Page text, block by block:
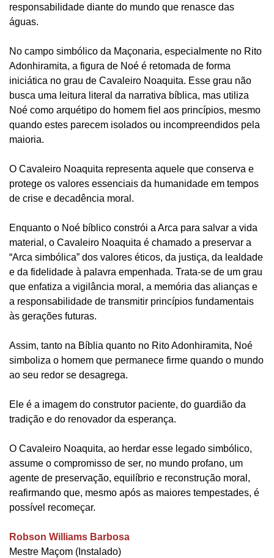
responsabilidade diante do mundo que renasce das
águas.
No campo simbólico da Maçonaria, especialmente no Rito
Adonhiramita, a figura de Noé é retomada de forma
iniciática no grau de Cavaleiro Noaquita. Esse grau não
busca uma leitura literal da narrativa bíblica, mas utiliza
Noé como arquétipo do homem fiel aos princípios, mesmo
quando estes parecem isolados ou incompreendidos pela
maioria.
O Cavaleiro Noaquita representa aquele que conserva e
protege os valores essenciais da humanidade em tempos
de crise e decadência moral.
Enquanto o Noé bíblico constrói a Arca para salvar a vida
material, o Cavaleiro Noaquita é chamado a preservar a
“Arca simbólica” dos valores éticos, da justiça, da lealdade
e da fidelidade à palavra empenhada. Trata-se de um grau
que enfatiza a vigilância moral, a memória das alianças e
a responsabilidade de transmitir princípios fundamentais
às gerações futuras.
Assim, tanto na Bíblia quanto no Rito Adonhiramita, Noé
simboliza o homem que permanece firme quando o mundo
ao seu redor se desagrega.
Ele é a imagem do construtor paciente, do guardião da
tradição e do renovador da esperança.
O Cavaleiro Noaquita, ao herdar esse legado simbólico,
assume o compromisso de ser, no mundo profano, um
agente de preservação, equilíbrio e reconstrução moral,
reafirmando que, mesmo após as maiores tempestades, é
possível recomeçar.
Robson Williams Barbosa
Mestre Maçom (Instalado)